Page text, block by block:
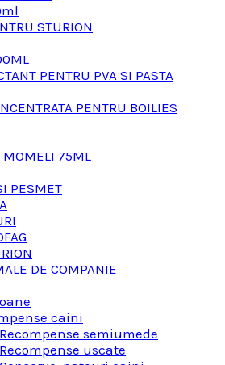
STURION
PENTRU PVA SI PASTA
PENTRU BOILIES
MOMELI 75ML
PESMET
DE COMPANIE
caini
Recompense semiumede
Recompense uscate